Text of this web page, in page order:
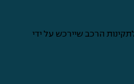
הרכב שיירכש על ידי